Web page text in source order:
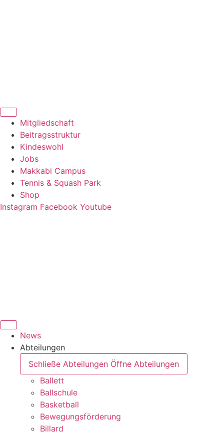
Mitgliedschaft
Beitragsstruktur
Kindeswohl
Jobs
Makkabi Campus
Tennis & Squash Park
Shop
Instagram Facebook Youtube
News
Abteilungen
Schließe Abteilungen Öffne Abteilungen
Ballett
Ballschule
Basketball
Bewegungsförderung
Billard